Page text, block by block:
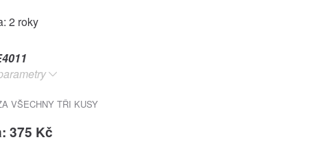
2 roky
VŠECHNY TŘI KUSY
375 Kč